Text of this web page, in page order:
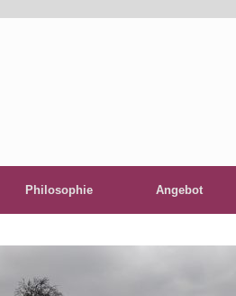
Philosophie Angebot